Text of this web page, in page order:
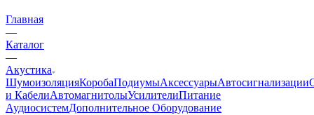
Главная
—
Каталог
—
Акустика
ШумоизоляцияКоробаПодиумыАксессуарыАвтосигнализации
и КабелиАвтомагнитолыУсилителиПитание
АудиосистемДополнительное Оборудование